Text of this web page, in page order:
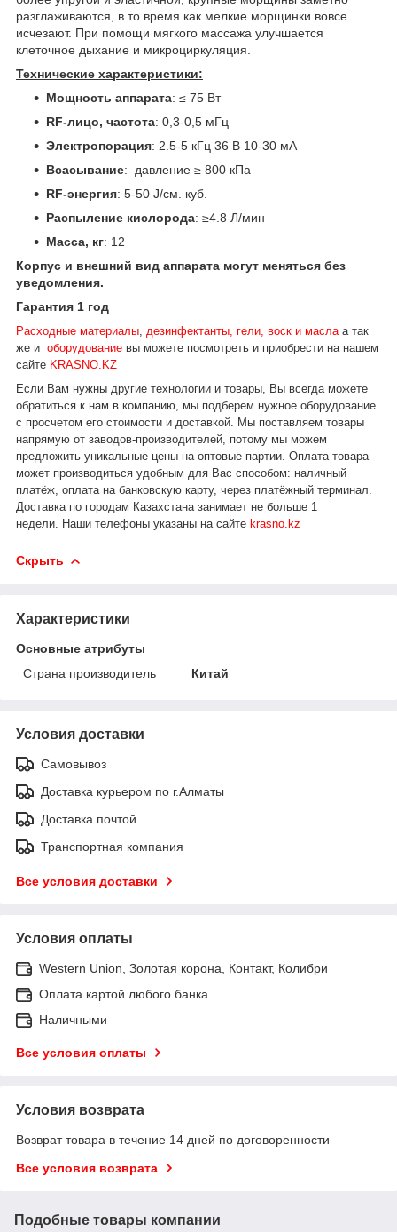
разглаживаются, в то время как мелкие морщинки вовсе
исчезают. При помощи мягкого массажа улучшается
клеточное дыхание и микроциркуляция.
Технические характеристики:
Мощность аппарата: ≤ 75 Вт
RF-лицо, частота: 0,3-0,5 мГц
Электропорация: 2.5-5 кГц 36 В 10-30 мА
Всасывание: давление ≥ 800 кПа
RF-энергия: 5-50 J/см. куб.
Распыление кислорода: ≥4.8 Л/мин
Масса, кг: 12
Корпус и внешний вид аппарата могут меняться без
уведомления.
Гарантия 1 год
Расходные материалы дезинфектанты, гели, воск и масла а так
же и оборудование вы можете посмотреть и приобрести на нашем
сайте KRASNO.KZ
Если Вам нужны другие технологии и товары, Вы всегда можете
обратиться к нам в компанию, мы подберем нужное оборудование
с просчетом его стоимости и доставкой.
Мы поставляем товары
напрямую от заводов-производителей, потому мы можем
предложить уникальные цены на оптовые партии. Оплата товара
может производиться удобным для Вас способом: наличный
платёж, оплата на банковскую карту, через платёжный терминал.
Доставка по городам Казахстана занимает не больше 1
недели.
Наши телефоны указаны на сайте krasno.kz
Скрыть
Характеристики
Основные атрибуты
Страна производитель
Китай
Условия доставки
Самовывоз
Доставка курьером по г.Алматы
Доставка почтой
Транспортная компания
Все условия доставки
Условия оплаты
Western Union, Золотая корона, Контакт, Колибри
Оплата картой любого банка
Наличными
Все условия оплаты
Условия возврата
Возврат товара в течение 14 дней по договоренности
Все условия возврата
Подобные товары компании